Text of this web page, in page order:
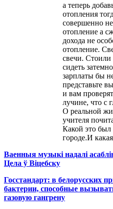
а теперь
отопления
совершенно
отопление а
дохода не
отопление.
свечи.
сидеть
зарплаты бы
представьте
и вам
лучине, что с
О реальной
учителя
Какой это
городе.И
Ваенныя музыкі надалі
Цела ў Віцебску
Госстандарт: в белорусских
бактерии, способные
газовую гангрену